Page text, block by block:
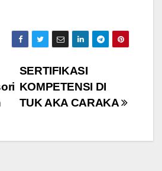
SERTIFIKASI
KOMPETENSI DI
TUK AKA CARAKA